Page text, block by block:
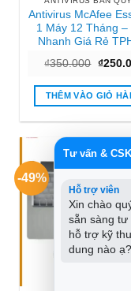
Antivirus McAfee
1 Máy 12 Tháng –
Nhanh Giá Rẻ
₫350.000 Giá
là:
₫
THÊM VÀO GIỎ
-49%
Tư vấn &
Hỗ trợ viên
Xin chào
sẵn sàng tư
hỗ trợ kỹ
dung nào ạ?